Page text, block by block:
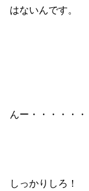
はないんです。
んー・・・・・・
しっかりしろ！